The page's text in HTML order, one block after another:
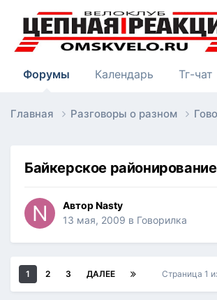
Форумы Календарь Тг-чат
Главная Разговоры о разном
Байкерское районирование
АвторNasty
13 мая, 2009 в Говорилка
1 2 3 ДАЛЕЕ Страница 1